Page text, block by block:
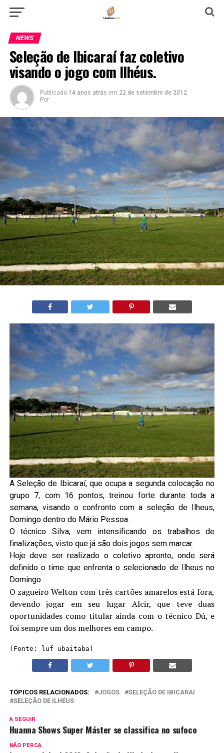
NEWS
Seleção de Ibicaraí faz coletivo
visando o jogo com Ilhéus.
Publicado 14 anos atrás em 22 de setembro de 2012
Por
A Seleção de Ibicaraí, que ocupa a segunda colocação no
grupo 7, com 16 pontos, treinou forte durante toda a
semana, visando o confronto com a seleção de Ilheus,
Domingo dentro do Mário Pessoa.
O técnico Silva, vem intensificando os trabalhos de
finalizações, visto que já são dois jogos sem marcar.
Hoje deve ser realizado o coletivo apronto, onde será
definido o time que enfrenta o selecionado de Ilheus no
Domingo.
O zagueiro Welton com três cartões amarelos está fora,
devendo jogar em seu lugar Alcir, que teve duas
oportunidades como titular ainda com o técnico Dú, e
foi sempre um dos melhores em campo.
(Fonte: luf ubaitaba)
TÓPICOS RELACIONADOS: JOGOS
SELEÇÃO DE IBICARAI
SELEÇÃO DE ILHÉUS
A SEGUIR
Huanna Shows Super Máster se classifica no sufoco
NÃO PERCA